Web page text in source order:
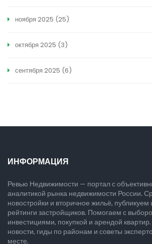
ноября 2025 (25)
октября 2025 (3)
сентября 2025 (6)
ИНФОРМАЦИЯ
Ревью Недвижимости — портал с
аналитикой рынка недвижимости России.
новостройки и вторичное жильё,
рейтинги застройщиков. Помогаем с
инвестициями, покупкой и арендой
новости, гиды по районам и советы
месте.